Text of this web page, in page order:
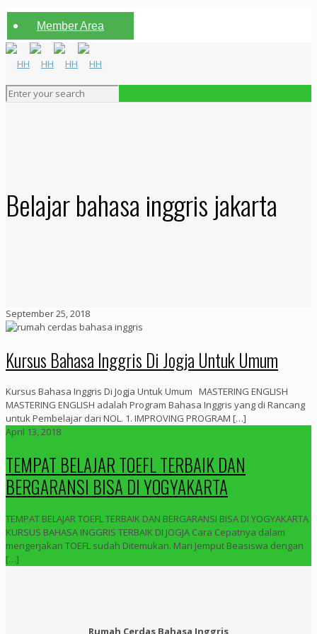
Member Area
Belajar bahasa inggris jakarta
September 25, 2018
Kursus Bahasa Inggris Di Jogja Untuk Umum
Kursus Bahasa Inggris Di Jogja Untuk Umum MASTERING ENGLISH
MASTERING ENGLISH adalah Program Bahasa Inggris yang di Rancang
untuk Pembelajar dari NOL. 1. IMPROVING PROGRAM […]
April 13, 2018
TEMPAT BELAJAR TOEFL TERBAIK DAN
BERGARANSI BISA DI YOGYAKARTA
TEMPAT BELAJAR TOEFL TERBAIK DAN BERGARANSI BISA DI YOGYAKARTA
KURSUS BAHASA INGGRIS TERBAIK DI JOGJA Cara Cepatnya dalam
mengerjakan TOEFL sudah Ditemukan. Mari Jemput Beasiswa dengan
[…]
Rumah Cerdas Bahasa Inggris